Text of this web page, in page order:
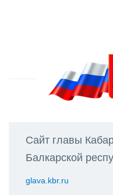
Сайт главы
Балкарской
glava.kbr.ru